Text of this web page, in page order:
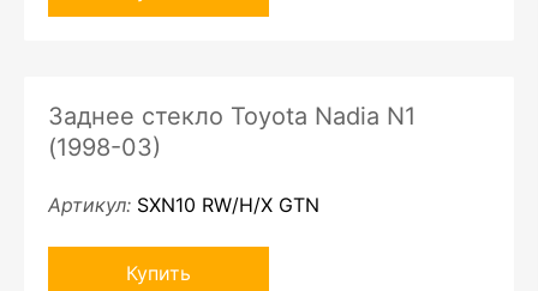
Заднее стекло Toyota Nadia N1
(1998-03)
Артикул: SXN10 RW/H/X GTN
Купить